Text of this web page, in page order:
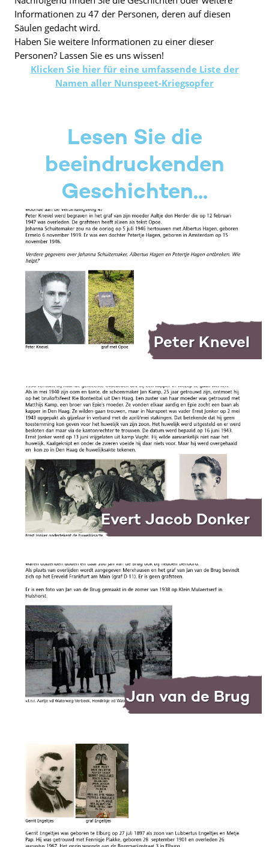
Informationen zu 47 der Personen, deren auf diesen
Säulen gedacht wird.
Haben Sie weitere Informationen zu einer dieser
Personen? Lassen Sie es uns wissen!
Klicken Sie hier für eine umfassende Liste der
Namen aller Nunspeet-Kriegsopfer
Lesen Sie die
beeindruckenden
Geschichten...
Peter Knevel
Evert Jacob Donker
Jan van de Brug